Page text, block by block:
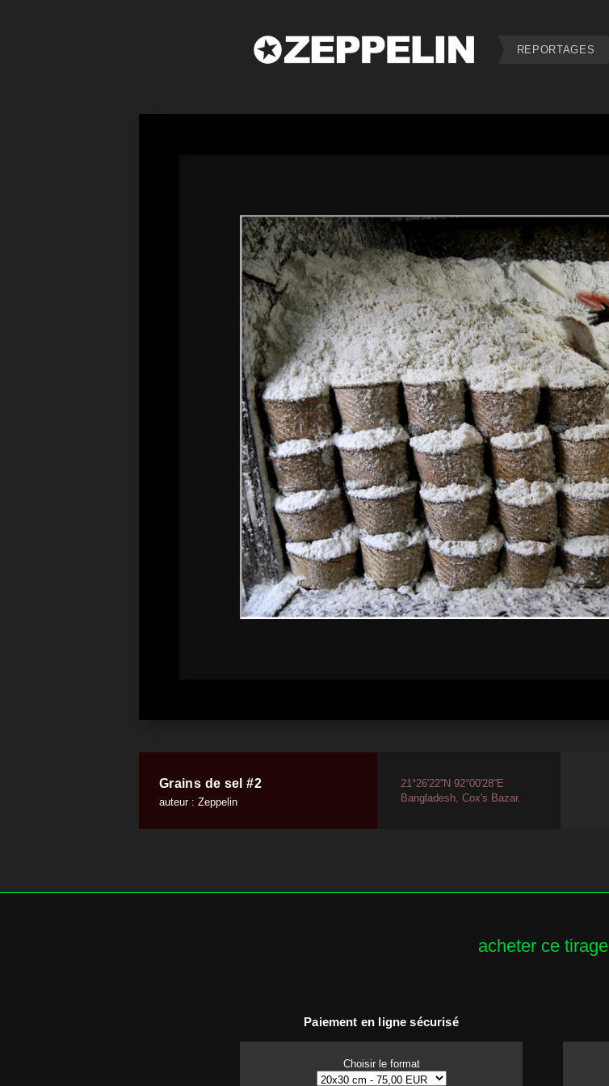
REPORTAGES
Grains de sel #2
auteur : Zeppelin
21°26'22''N 92°00'28''E
Bangladesh, Cox's Bazar.
acheter ce tirage
Paiement en ligne sécurisé
Choisir le format